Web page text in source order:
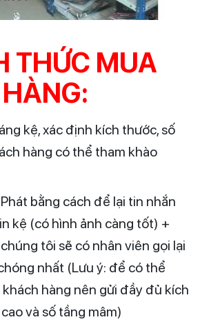
THỨC MUA
HÀNG:
kệ, xác định kích thước, số
hàng có thể tham khào
bằng cách để lại tin nhắn
kệ (có hình ảnh càng tốt) +
tôi sẽ có nhân viên gọi lại
nhất (Lưu ý: để có thể
hàng nên gửi đầy đủ kích
và số tầng mâm)